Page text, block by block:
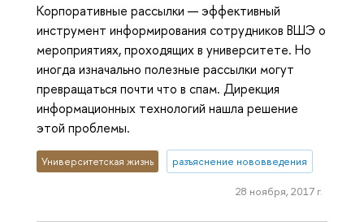
Корпоративные рассылки — эффективный
инструмент информирования сотрудников ВШЭ о
мероприятиях, проходящих в университете. Но
иногда изначально полезные рассылки могут
превращаться почти что в спам. Дирекция
информационных технологий нашла решение
этой проблемы.
Университетская жизнь разъяснение нововведения
28 ноября, 2017 г.